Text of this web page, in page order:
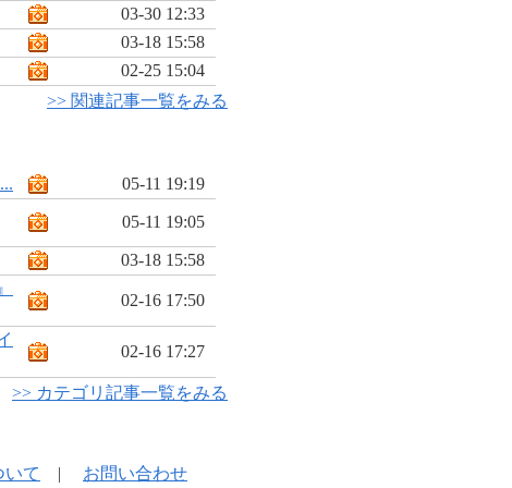
03-30 12:33
03-18 15:58
02-25 15:04
>> 関連記事一覧をみる
05-11 19:19
05-11 19:05
03-18 15:58
02-16 17:50
02-16 17:27
>> カテゴリ記事一覧をみる
いて | お問い合わせ